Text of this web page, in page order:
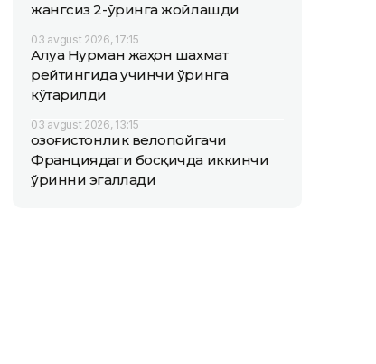
жангсиз 2-ўринга жойлашди
03 avgust 2026, 17:15
Алуа Нурман жаҳон шахмат
рейтингида учинчи ўринга
кўтарилди
03 avgust 2026, 13:15
Қозоғистонлик велопойгачи
Франциядаги босқичда иккинчи
ўринни эгаллади